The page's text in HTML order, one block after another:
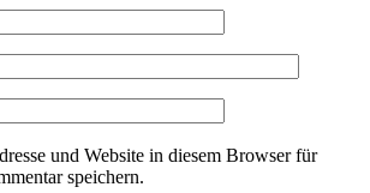
und Website in diesem Browser für
speichern.